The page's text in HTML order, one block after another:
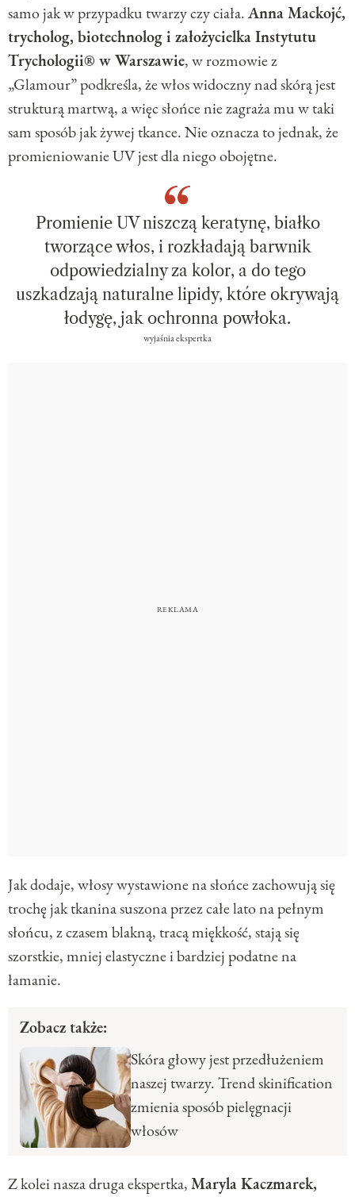
samo jak w przypadku twarzy czy ciała.Anna Mackojć,
trycholog, biotechnolog i założycielka Instytutu
Trychologii® w Warszawie, w rozmowie z
„Glamour” podkreśla, że włos widoczny nad skórą jest
strukturą martwą, a więc słońce nie zagraża mu w taki
sam sposób jak żywej tkance. Nie oznacza to jednak, że
promieniowanie UV jest dla niego obojętne.
Promienie UV niszczą keratynę, białko
tworzące włos, i rozkładają barwnik
odpowiedzialny za kolor, a do tego
uszkadzają naturalne lipidy, które okrywają
łodygę, jak ochronna powłoka.
wyjaśnia ekspertka
Jak dodaje, włosy wystawione na słońce zachowują się
trochę jak tkanina suszona przez całe lato na pełnym
słońcu, z czasem blakną, tracą miękkość, stają się
szorstkie, mniej elastyczne i bardziej podatne na
łamanie.
Zobacz także:
Skóra głowy jest przedłużeniem
naszej twarzy. Trend skinification
zmienia sposób pielęgnacji
włosów
Z kolei nasza druga ekspertka,Maryla Kaczmarek,